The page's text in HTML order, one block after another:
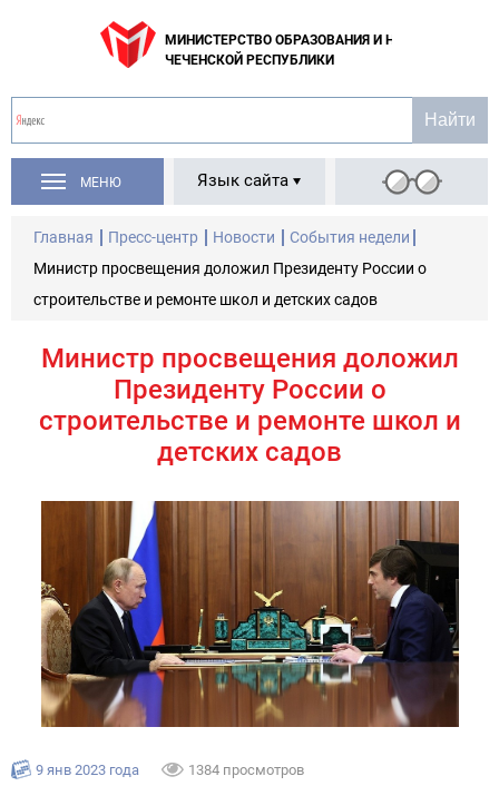
МИНИСТЕРСТВО ОБРАЗОВАНИЯ И НАУКИ
ЧЕЧЕНСКОЙ РЕСПУБЛИКИ
МЕНЮ Язык сайта
Главная Пресс-центр Новости
События недели
Министр просвещения доложил Президенту России о
строительстве и ремонте школ и детских садов
Министр просвещения доложил
Президенту России о
строительстве и ремонте школ и
детских садов
9 янв 2023 года 1384 просмотров